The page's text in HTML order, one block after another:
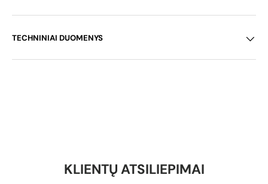
TECHNINIAI DUOMENYS
KLIENTŲ ATSILIEPIMAI